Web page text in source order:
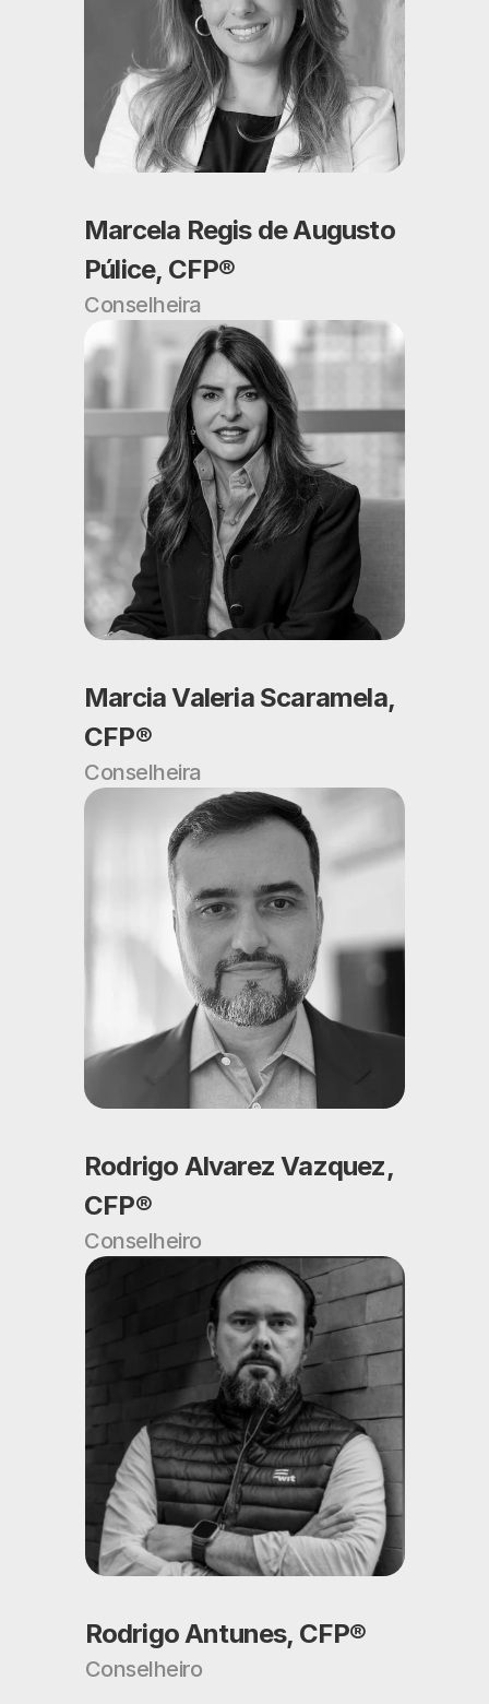
Marcela Regis de Augusto
Púlice, CFP®
Conselheira
Marcia Valeria Scaramela,
CFP®
Conselheira
Rodrigo Alvarez Vazquez,
CFP®
Conselheiro
Rodrigo Antunes, CFP®
Conselheiro